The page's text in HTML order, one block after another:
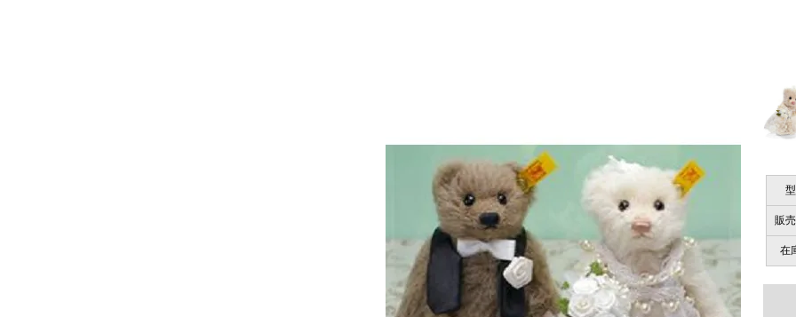
商品は直接海外から届くのですか。受取の際、関税などはか
商品は全て当店へ入荷させたのち欠品を行いお客様宅へお届
関税はすべて当店にて処理しますのでお客様のご負担は一切
商品が届くまでにはどのくらいの期間がかかりますか？
国内で一度検品をしますので、決済確認後、２～４週間での
尚、オーダー注文の場合は４～８週間でのお届けとなります
（稀に、通関手続き等に時間がかかり、納期が遅れる場合
お願い致します。）
千葉県 U・Y 様 （女
「ChatGPTを利用したところ「くまの小屋
埼玉県 S・W 様
「送られる際にメールなどで届けて頂きとて
販
在